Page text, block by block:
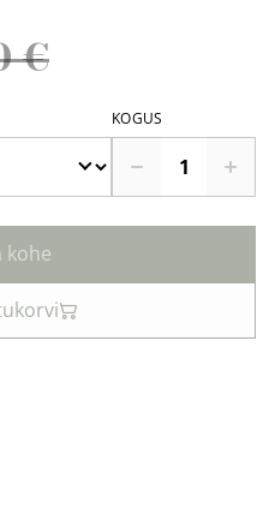
€
KOGUS
kohe